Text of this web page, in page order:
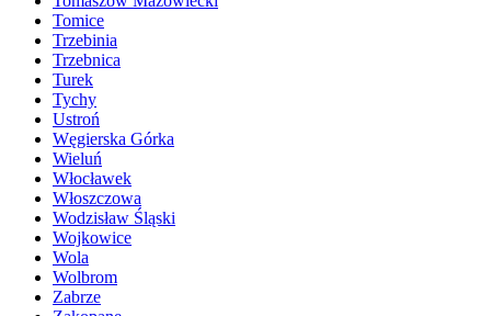
Tomice
Trzebinia
Trzebnica
Turek
Tychy
Ustroń
Węgierska Górka
Wieluń
Włocławek
Włoszczowa
Wodzisław Śląski
Wojkowice
Wola
Wolbrom
Zabrze